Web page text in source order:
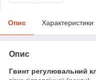
Опис Характеристики
Опис
Гвинт регулювальний